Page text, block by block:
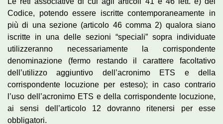
Codice, potendo essere iscritte contemporaneamente in
più di una sezione (articolo 46 comma 2) qualora siano
iscritte in una delle sezioni “speciali” sopra individuate
utilizzeranno necessariamente la corrispondente
denominazione (fermo restando il carattere facoltativo
dell’utilizzo aggiuntivo dell’acronimo ETS e della
corrispondente locuzione per esteso); in caso contrario
l’uso dell’acronimo ETS e della corrispondente locuzione,
ai sensi dell’articolo 12 dovranno ritenersi per esse
obbligatori.